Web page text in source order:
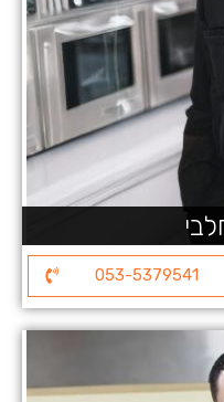
053-5379541